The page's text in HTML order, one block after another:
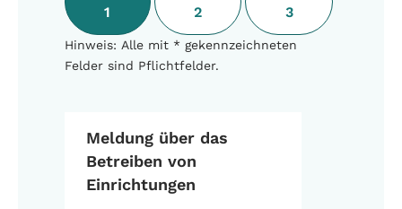
1
2
3
Hinweis: Alle mit * gekennzeichneten
Felder sind Pflichtfelder.
Meldung über das
Betreiben von
Einrichtungen